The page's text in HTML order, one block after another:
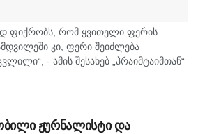
ფიქრობს, რომ ყვითელი ფერის
კი, ფერი შეიძლება
- ამის შესახებ „პრაიმტაიმთან“
ირაკლი არაბული
რომ ქათამი იყოს...
ჟურნალისტი და